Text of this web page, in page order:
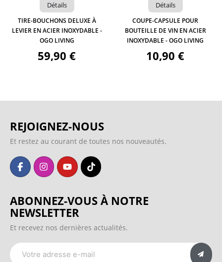
Détails
TIRE-BOUCHONS DELUXE À
LEVIER EN ACIER INOXYDABLE -
OGO LIVING
59,90 €
Détails
COUPE-CAPSULE POUR
BOUTEILLE DE VIN EN ACIER
INOXYDABLE - OGO LIVING
10,90 €
REJOIGNEZ-NOUS
Et restez au courant de toutes nos nouveautés.
ABONNEZ-VOUS À NOTRE
NEWSLETTER
Et recevez nos dernières actualités.